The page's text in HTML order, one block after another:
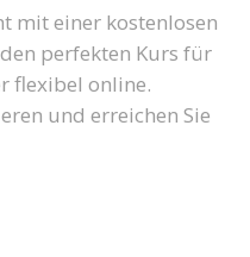
mit einer kostenlosen
perfekten Kurs für
flexibel online.
und erreichen Sie